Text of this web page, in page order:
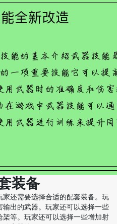
装备
还需要选择合适的配套装备。玩
出的武器。玩家还可以选择一些
等。玩家还可以选择一些增加射